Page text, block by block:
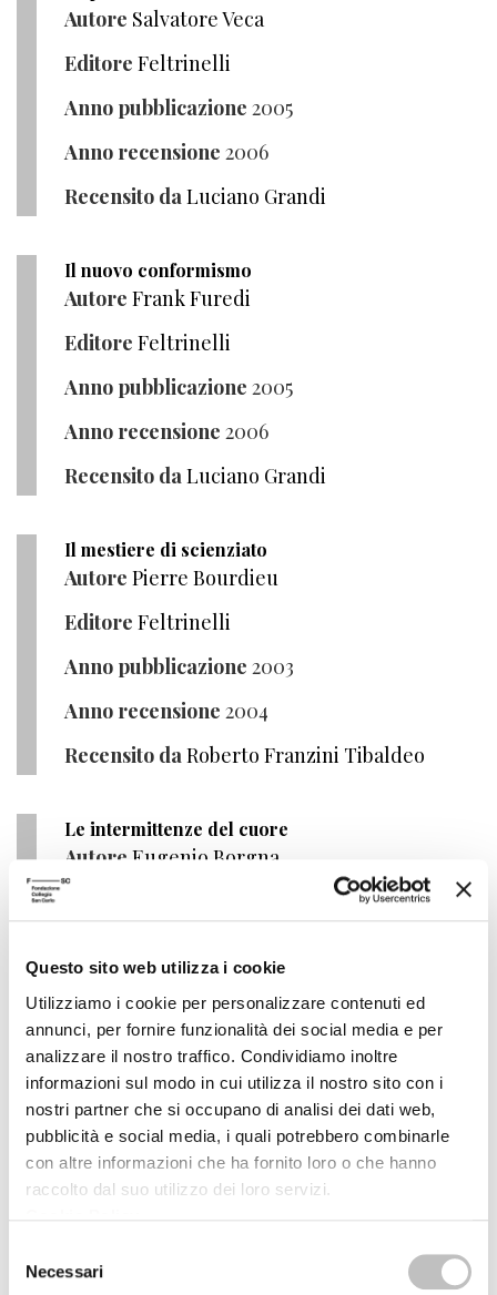
Questo sito web utilizza i cookie
Utilizziamo i cookie per personalizzare contenuti ed
annunci, per fornire funzionalità dei social media e per
analizzare il nostro traffico. Condividiamo inoltre
informazioni sul modo in cui utilizza il nostro sito con i
nostri partner che si occupano di analisi dei dati web,
pubblicità e social media, i quali potrebbero combinarle
con altre informazioni che ha fornito loro o che hanno
raccolto dal suo utilizzo dei loro servizi.
delNecessari
Autore Salvatore Veca
Editore Feltrinelli
Anno pubblicazione 2005
Anno recensione 2006
Recensito daLuciano Grandi
Il nuovo conformismo
Autore Frank Furedi
Editore Feltrinelli
Anno pubblicazione 2005
Anno recensione 2006
Recensito daLuciano Grandi
Il mestiere di scienziato
Autore Pierre Bourdieu
Editore Feltrinelli
Anno pubblicazione 2003
Anno recensione 2004
Recensito daRoberto Franzini Tibaldeo
Le intermittenze del cuore
Autore Eugenio Borgna
Anno recensione
Recensito daFrancesca Bardi
Una ragionevole apologia dei diritti umani
Autore Michael Ignatieff
Editore Feltrinelli
Anno recensione